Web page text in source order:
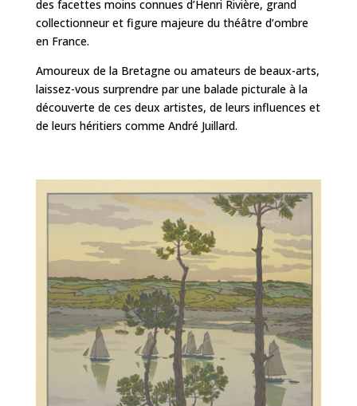
des facettes moins connues d’Henri Rivière, grand
collectionneur et figure majeure du théâtre d’ombre
en France.
Amoureux de la Bretagne ou amateurs de beaux-arts,
laissez-vous surprendre par une balade picturale à la
découverte de ces deux artistes, de leurs influences et
de leurs héritiers comme André Juillard.